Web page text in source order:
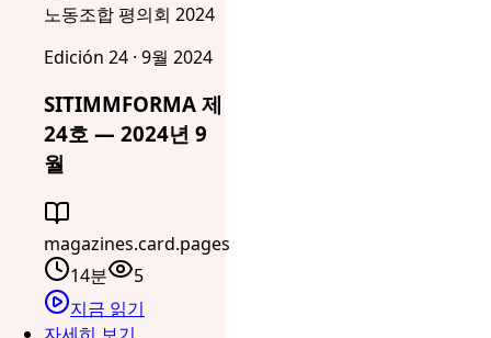
노동조합 평의회 2024
Edición 24 · 9월 2024
SITIMMFORMA 제
24호 — 2024년 9
월
magazines.card.pages
14분
5
지금 읽기